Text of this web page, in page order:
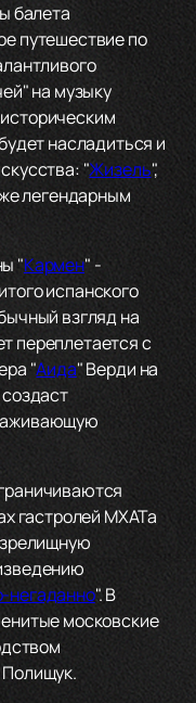
балета
путешествие по
на музыку
насладиться и
"Жизель",
легендарным
"Кармен" -
испанского
взгляд на
переплетается с
"Аида" Верди на
гастролей МХАТа
негаданно". В
московские